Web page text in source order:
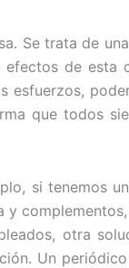
Se trata de
de esta
esfuerzos,
que todos
si tenemos
otra
Un